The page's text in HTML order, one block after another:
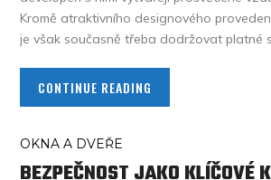
Kromě atraktivního designového
je však současně třeba dodržovat platné
CONTINUE READING
OKNA A DVEŘE
BEZPEČNOST JAKO KLÍČOVÉ